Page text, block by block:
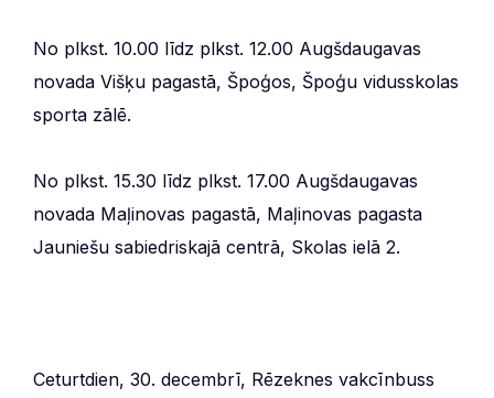
No plkst. 10.00 līdz plkst. 12.00 Augšdaugavas
novada Višķu pagastā, Špoģos, Špoģu vidusskolas
sporta zālē.
No plkst. 15.30 līdz plkst. 17.00 Augšdaugavas
novada Maļinovas pagastā, Maļinovas pagasta
Jauniešu sabiedriskajā centrā, Skolas ielā 2.
Ceturtdien, 30. decembrī, Rēzeknes vakcīnbuss